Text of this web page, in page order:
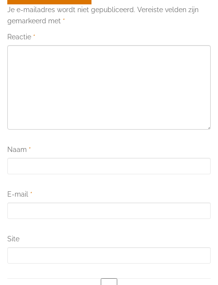
Je e-mailadres wordt niet gepubliceerd. Vereiste velden zijn
gemarkeerd met *
Reactie *
Naam *
E-mail *
Site